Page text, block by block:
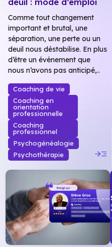
Comme tout changement
important et brutal, une
séparation, une perte ou un
deuil nous déstabilise. En plus
d’être un événement que
nous n’avons pas anticipé,..
Coaching de vie
Coaching en
orientation
professionnelle
Coaching
professionnel
Psychogénéalogie
Psychothérapie
read_more